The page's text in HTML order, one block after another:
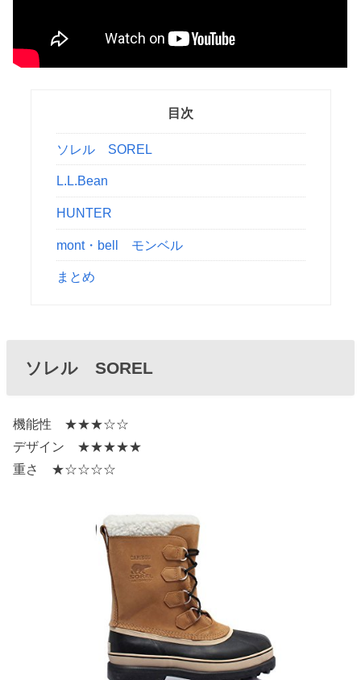
目次
ソレル SOREL
L.L.Bean
HUNTER
mont・bell モンベル
まとめ
ソレル SOREL
機能性 ★★★☆☆
デザイン ★★★★★
重さ ★☆☆☆☆